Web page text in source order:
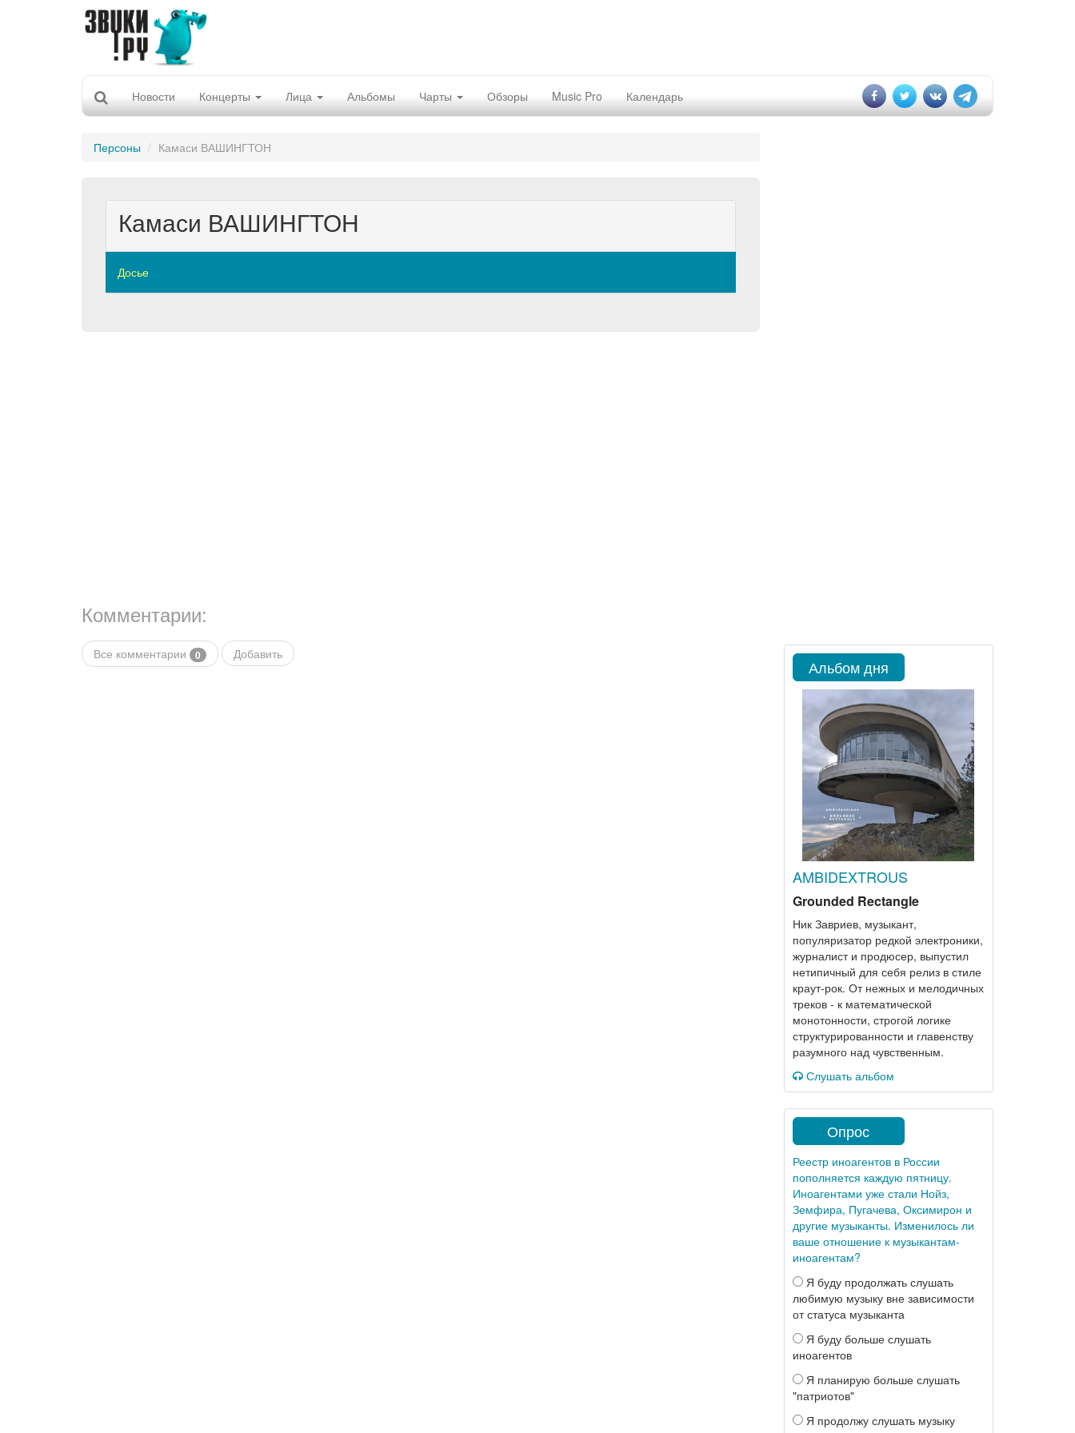
Новости Концерты Лица Альбомы Чарты Обзоры Music Pro Календарь
Персоны Камаси ВАШИНГТОН
Камаси ВАШИНГТОН
Досье
Комментарии:
Все комментарии 0 Добавить
Альбом дня
AMBIDEXTROUS
Grounded Rectangle
Ник Завриев, музыкант,
популяризатор редкой электроники,
журналист и продюсер, выпустил
нетипичный для себя релиз в стиле
краут-рок. От нежных и мелодичных
треков - к математической
монотонности, строгой логике
структурированности и главенству
разумного над чувственным.
Слушать альбом
Опрос
Реестр иноагентов в России
пополняется каждую пятницу.
Иноагентами уже стали Нойз,
Земфира, Пугачева, Оксимирон и
другие музыканты. Изменилось ли
ваше отношение к музыкантам-
иноагентам?
Я буду продолжать слушать
любимую музыку вне зависимости
от статуса музыканта
Я буду больше слушать
иноагентов
Я планирую больше слушать
"патриотов"
Я продолжу слушать музыку